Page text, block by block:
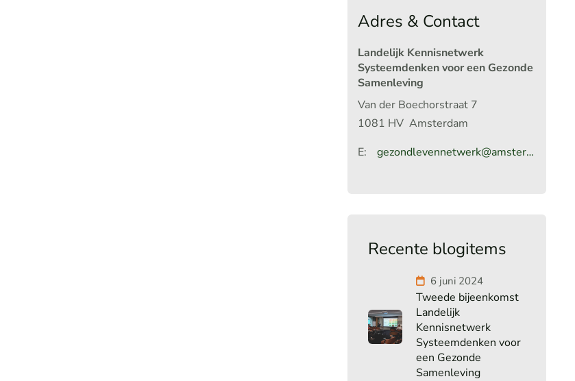
Adres & Contact
Landelijk Kennisnetwerk
Systeemdenken voor een Gezonde
Samenleving
Van der Boechorstraat 7
1081 HV Amsterdam
E:
gezondlevennetwerk@amsterdamumc.nl
Recente blogitems
Tweede bijeenkomst
Landelijk
Kennisnetwerk
Systeemdenken voor
een Gezonde
Samenleving
6 juni 2024